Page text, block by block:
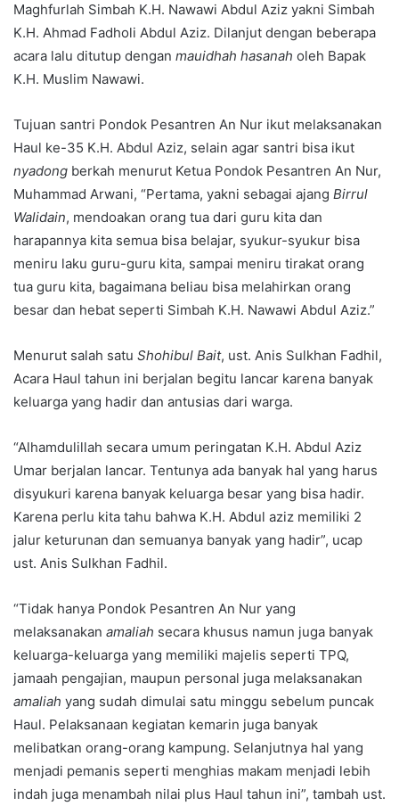
Maghfurlah Simbah K.H. Nawawi Abdul Aziz yakni Simbah
K.H. Ahmad Fadholi Abdul Aziz. Dilanjut dengan beberapa
acara lalu ditutup dengan mauidhah hasanah oleh Bapak
K.H. Muslim Nawawi.
Tujuan santri Pondok Pesantren An Nur ikut melaksanakan
Haul ke-35 K.H. Abdul Aziz, selain agar santri bisa ikut
nyadong berkah menurut Ketua Pondok Pesantren An Nur,
Muhammad Arwani, “Pertama, yakni sebagai ajang Birrul
Walidain, mendoakan orang tua dari guru kita dan
harapannya kita semua bisa belajar, syukur-syukur bisa
meniru laku guru-guru kita, sampai meniru tirakat orang
tua guru kita, bagaimana beliau bisa melahirkan orang
besar dan hebat seperti Simbah K.H. Nawawi Abdul Aziz.”
Menurut salah satu Shohibul Bait, ust. Anis Sulkhan Fadhil,
Acara Haul tahun ini berjalan begitu lancar karena banyak
keluarga yang hadir dan antusias dari warga.
“Alhamdulillah secara umum peringatan K.H. Abdul Aziz
Umar berjalan lancar. Tentunya ada banyak hal yang harus
disyukuri karena banyak keluarga besar yang bisa hadir.
Karena perlu kita tahu bahwa K.H. Abdul aziz memiliki 2
jalur keturunan dan semuanya banyak yang hadir”, ucap
ust. Anis Sulkhan Fadhil.
“Tidak hanya Pondok Pesantren An Nur yang
melaksanakan amaliah secara khusus namun juga banyak
keluarga-keluarga yang memiliki majelis seperti TPQ,
jamaah pengajian, maupun personal juga melaksanakan
amaliah yang sudah dimulai satu minggu sebelum puncak
Haul. Pelaksanaan kegiatan kemarin juga banyak
melibatkan orang-orang kampung. Selanjutnya hal yang
menjadi pemanis seperti menghias makam menjadi lebih
indah juga menambah nilai plus Haul tahun ini”, tambah ust.